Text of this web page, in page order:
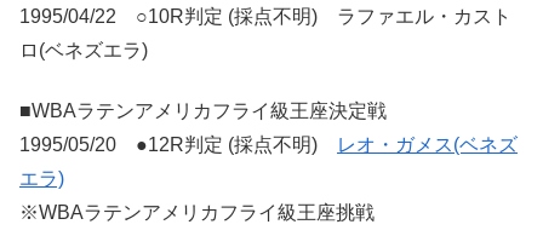
1995/04/22 ○10R判定 (採点不明) ラファエル・カスト
ロ(ベネズエラ)
■WBAラテンアメリカフライ級王座決定戦
1995/05/20 ●12R判定 (採点不明)
レオ・ガメス(ベネズ
エラ)
※WBAラテンアメリカフライ級王座挑戦